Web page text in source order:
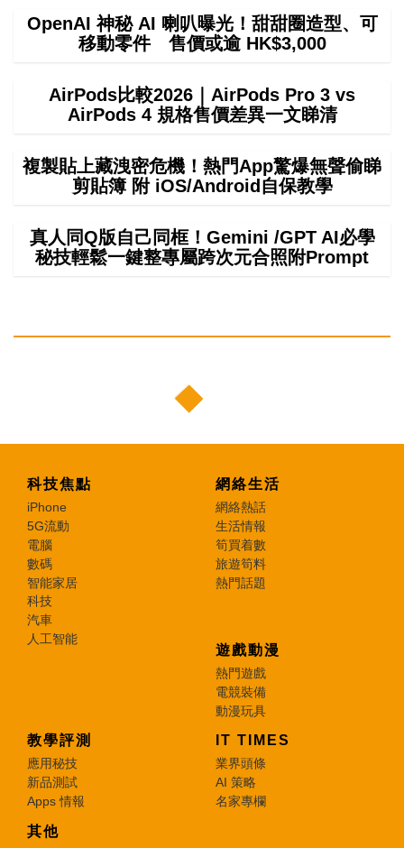
OpenAI 神秘 AI 喇叭曝光！甜甜圈造型、可
移動零件 售價或逾 HK$3,000
AirPods比較2026｜AirPods Pro 3 vs
AirPods 4 規格售價差異一文睇清
複製貼上藏洩密危機！熱門App驚爆無聲偷睇
剪貼簿 附 iOS/Android自保教學
真人同Q版自己同框！Gemini /GPT AI必學
秘技輕鬆一鍵整專屬跨次元合照附Prompt
科技焦點
iPhone
5G流動
電腦
數碼
智能家居
科技
汽車
人工智能
網絡生活
網絡熱話
生活情報
筍買着數
旅遊筍料
熱門話題
遊戲動漫
熱門遊戲
電競裝備
動漫玩具
教學評測
應用秘技
新品測試
Apps 情報
IT TIMES
業界頭條
AI 策略
名家專欄
其他